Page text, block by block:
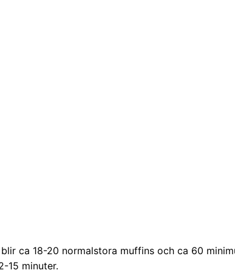
ca 18-20 normalstora muffins och ca 60
15 minuter.